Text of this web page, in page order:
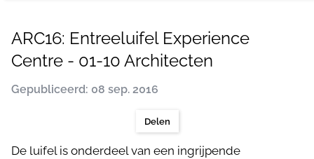
ARC16: Entreeluifel Experience
Centre - 01-10 Architecten
Gepubliceerd: 08 sep. 2016
Delen
De luifel is onderdeel van een ingrijpende